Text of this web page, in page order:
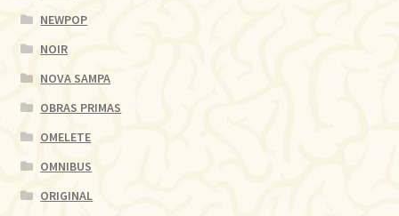
NEWPOP
NOIR
NOVA SAMPA
OBRAS PRIMAS
OMELETE
OMNIBUS
ORIGINAL